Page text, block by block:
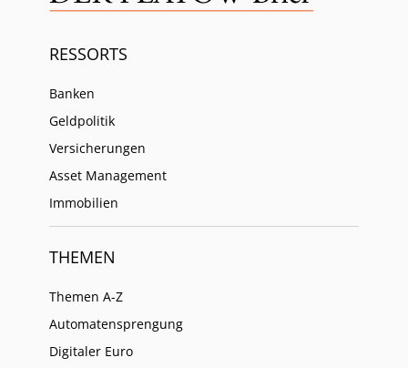
RESSORTS
Banken
Geldpolitik
Versicherungen
Asset Management
Immobilien
THEMEN
Themen A-Z
Automatensprengung
Digitaler Euro